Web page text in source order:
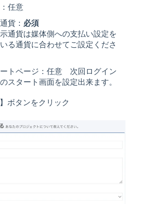
任意
貨： 必須
通貨は媒体側への支払い設定を
る通貨に合わせてご設定くださ
トページ：任意 次回ログイン
スタート画面を設定出来ます。
ボタンをクリック